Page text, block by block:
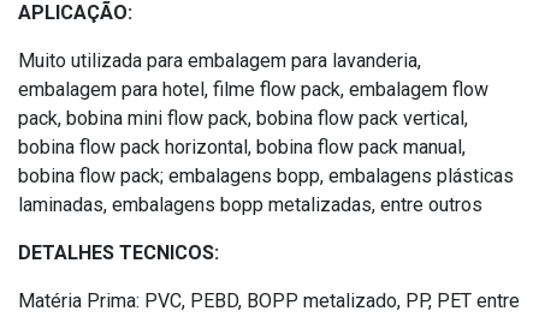
APLICAÇÃO:
Muito utilizada para embalagem para lavanderia,
embalagem para hotel, filme flow pack, embalagem flow
pack, bobina mini flow pack, bobina flow pack vertical,
bobina flow pack horizontal, bobina flow pack manual,
bobina flow pack; embalagens bopp, embalagens plásticas
laminadas, embalagens bopp metalizadas, entre outros
DETALHES TECNICOS:
Matéria Prima: PVC, PEBD, BOPP metalizado, PP, PET entre